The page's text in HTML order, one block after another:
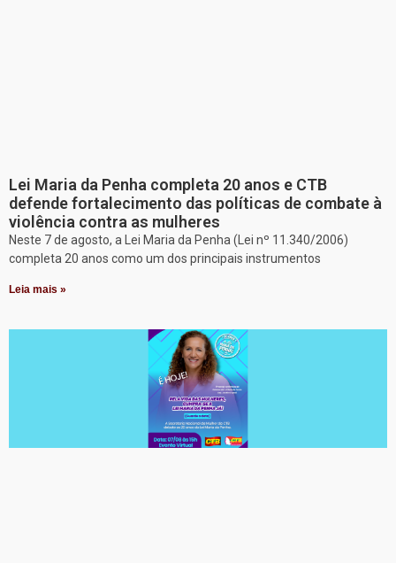
Lei Maria da Penha completa 20 anos e CTB
defende fortalecimento das políticas de combate à
violência contra as mulheres
Neste 7 de agosto, a Lei Maria da Penha (Lei nº 11.340/2006)
completa 20 anos como um dos principais instrumentos
Leia mais »